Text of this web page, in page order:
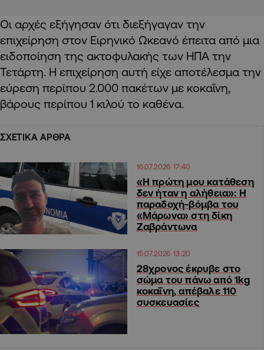
Οι αρχές εξήγησαν ότι διεξήγαγαν την
επιχείρηση στον Ειρηνικό Ωκεανό έπειτα από μια
ειδοποίηση της ακτοφυλακής των ΗΠΑ την
Τετάρτη. Η επιχείρηση αυτή είχε αποτέλεσμα την
εύρεση περίπου 2.000 πακέτων με κοκαΐνη,
βάρους περίπου 1 κιλού το καθένα.
ΣΧΕΤΙΚΑ ΑΡΘΡΑ
16.07.2026 17:40
«Η πρώτη μου κατάθεση
δεν ήταν η αλήθεια»: Η
παραδοχή-βόμβα του
«Μάρωνα» στη δίκη
Ζαβράντωνα
15.07.2026 13:20
28χρονος έκρυβε στο
σώμα του πάνω από 1kg
κοκαΐνη, απέβαλε 110
συσκευασίες